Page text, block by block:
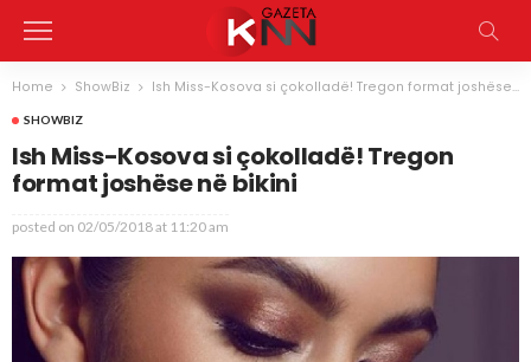
Home ShowBiz Ish Miss-Kosova si çokolladë! Tregon format joshëse në bikini
SHOWBIZ
Ish Miss-Kosova si çokolladë! Tregon
format joshëse në bikini
posted on 02/05/2018 at 11:20 am